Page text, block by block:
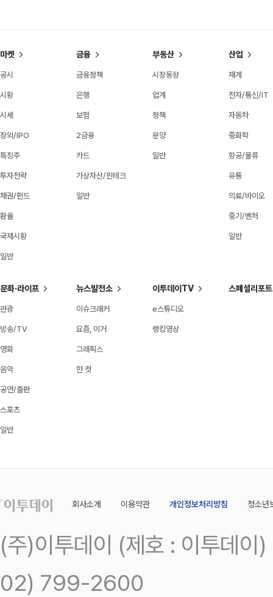
마켓
공시
시황
시세
장외/IPO
특징주
투자전략
채권/펀드
환율
국제시황
일반
금융
금융정책
은행
보험
2금융
카드
가상자산/핀테크
일반
부동산
시장동향
업계
정책
분양
일반
산업
재계
전자/통신/IT
자동차
중화학
항공/물류
유통
의료/바이오
중기/벤처
일반
문화·라이프
관광
방송/TV
영화
음악
공연/출판
스포츠
일반
뉴스발전소
이슈크래커
요즘, 이거
그래픽스
한 컷
이투데이TV
e스튜디오
랭킹영상
스페셜리포트
회사소개 이용약관 개인정보처리방침 청소년
(주)이투데이 (제호 : 이투데
02) 799-2600